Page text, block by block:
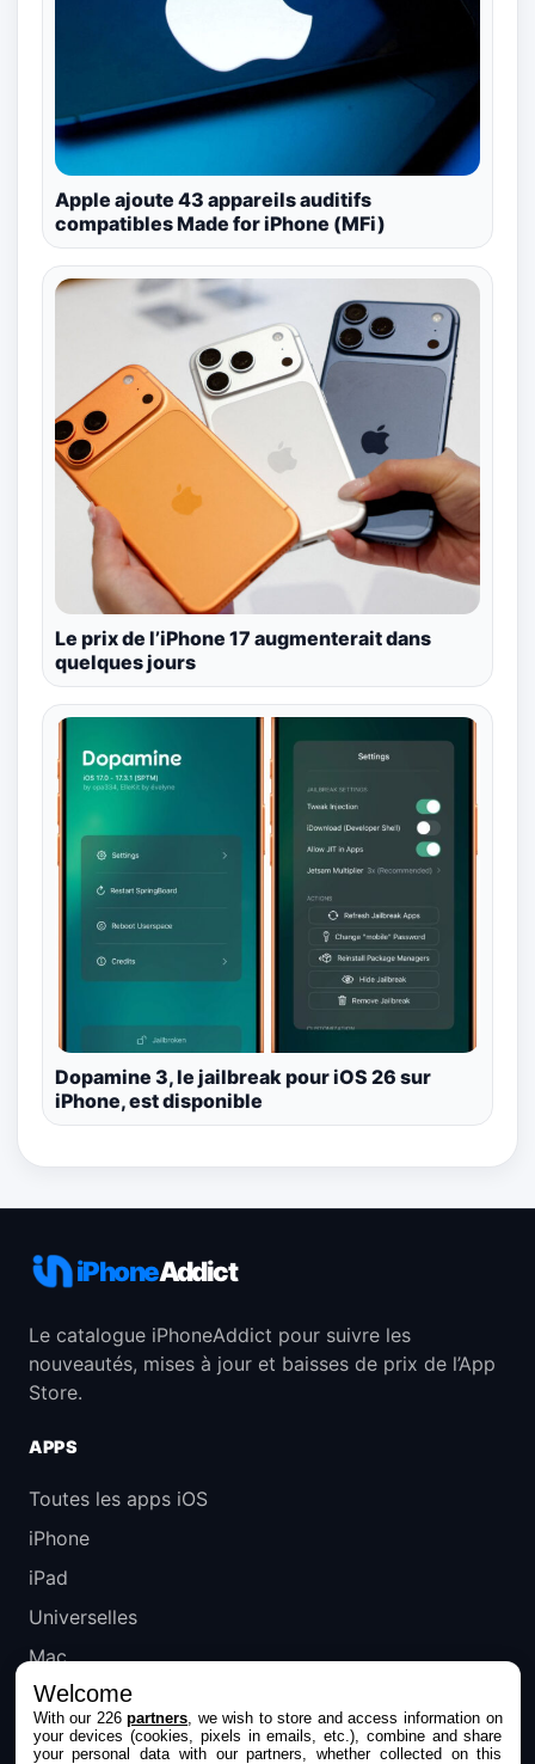
Apple ajoute 43 appareils auditifs
compatibles Made for iPhone (MFi)
Le prix de l’iPhone 17 augmenterait dans
quelques jours
Dopamine 3, le jailbreak pour iOS 26 sur
iPhone, est disponible
iPhoneAddict
Le catalogue iPhoneAddict pour suivre les
nouveautés, mises à jour et baisses de prix de l’App
Store.
APPS
Toutes les apps iOS
iPhone
iPad
Universelles
Mac
Apple TV
IPHONEADDICT
Welcome
With our 226partners , we wish to store and access information on
your devices (cookies, pixels in emails, etc.), combine and share
your personal data with our partners, whether collected on this